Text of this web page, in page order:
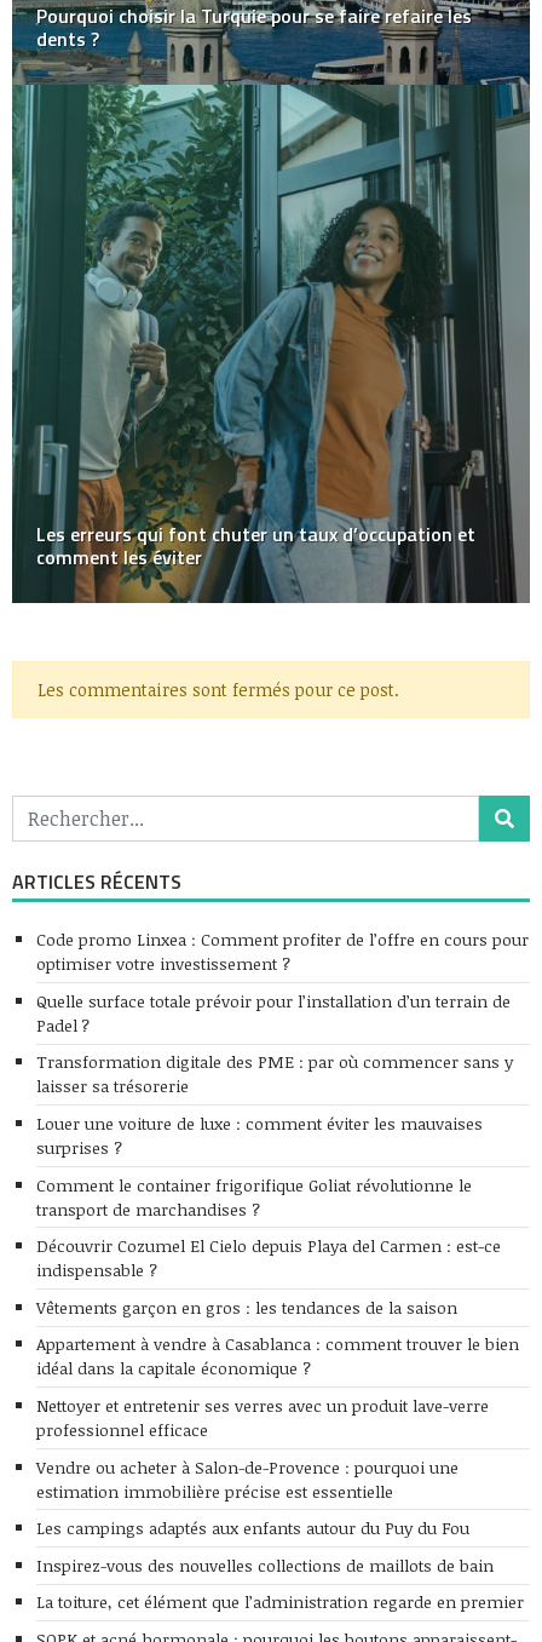
Pourquoi choisir la Turquie pour se faire refaire les
dents ?
Les erreurs qui font chuter un taux d’occupation et
comment les éviter
Les commentaires sont fermés pour ce post.
ARTICLES RÉCENTS
Code promo Linxea : Comment profiter de l’offre en cours pour
optimiser votre investissement ?
Quelle surface totale prévoir pour l’installation d’un terrain de
Padel ?
Transformation digitale des PME : par où commencer sans y
laisser sa trésorerie
Louer une voiture de luxe : comment éviter les mauvaises
surprises ?
Comment le container frigorifique Goliat révolutionne le
transport de marchandises ?
Découvrir Cozumel El Cielo depuis Playa del Carmen : est-ce
indispensable ?
Vêtements garçon en gros : les tendances de la saison
Appartement à vendre à Casablanca : comment trouver le bien
idéal dans la capitale économique ?
Nettoyer et entretenir ses verres avec un produit lave-verre
professionnel efficace
Vendre ou acheter à Salon-de-Provence : pourquoi une
estimation immobilière précise est essentielle
Les campings adaptés aux enfants autour du Puy du Fou
Inspirez-vous des nouvelles collections de maillots de bain
La toiture, cet élément que l’administration regarde en premier